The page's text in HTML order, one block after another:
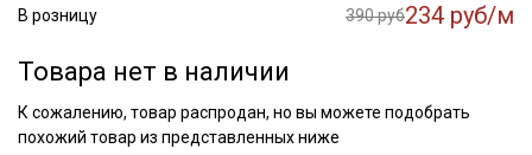
В розницу 390 руб234 руб/м
Товара нет в наличии
К сожалению, товар распродан, но вы можете подобрать
похожий товар из представленных ниже